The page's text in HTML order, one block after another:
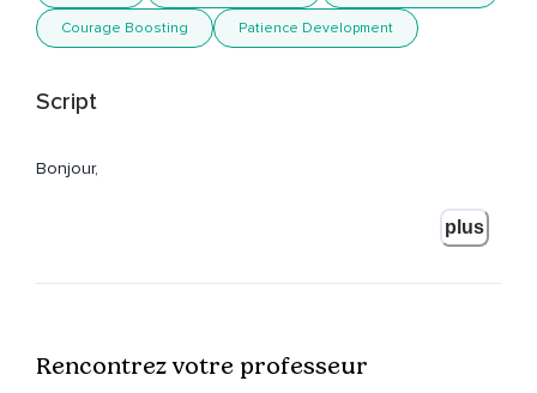
Courage Boosting Patience Development
Script
Bonjour,
Je m'appelle Laurie Chaikin et vous écoutez Méditation
plus
Rencontrez votre professeur